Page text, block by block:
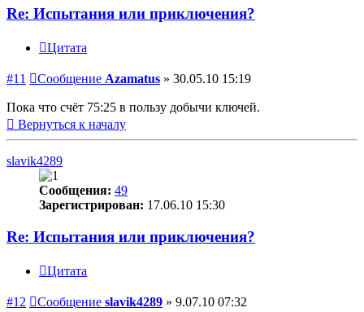
Re: Испытания или приключения?
Цитата
#11 Сообщение Azamatus » 30.05.10 15:19
Пока что счёт 75:25 в пользу добычи ключей.
Вернуться к началу
slavik4289
Сообщения: 49
Зарегистрирован: 17.06.10 15:30
Re: Испытания или приключения?
Цитата
#12 Сообщение slavik4289 » 9.07.10 07:32